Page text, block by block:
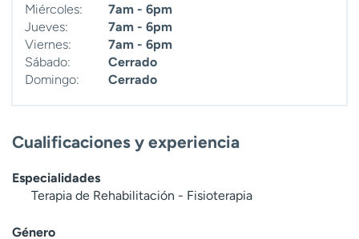
Miércoles:
7am - 6pm
Jueves:
7am - 6pm
Viernes:
7am - 6pm
Sábado:
Cerrado
Domingo:
Cerrado
Cualificaciones y experiencia
Especialidades
Terapia de Rehabilitación - Fisioterapia
Género